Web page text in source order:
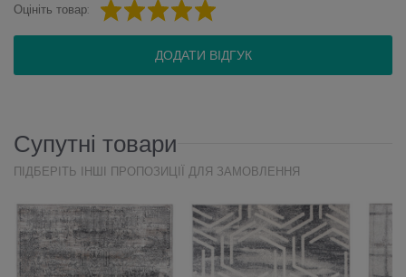
Оцініть товар:
ДОДАТИ ВІДГУК
Супутні товари
ПІДБЕРІТЬ ІНШІ ПРОПОЗИЦІЇ ДЛЯ ЗАМОВЛЕННЯ